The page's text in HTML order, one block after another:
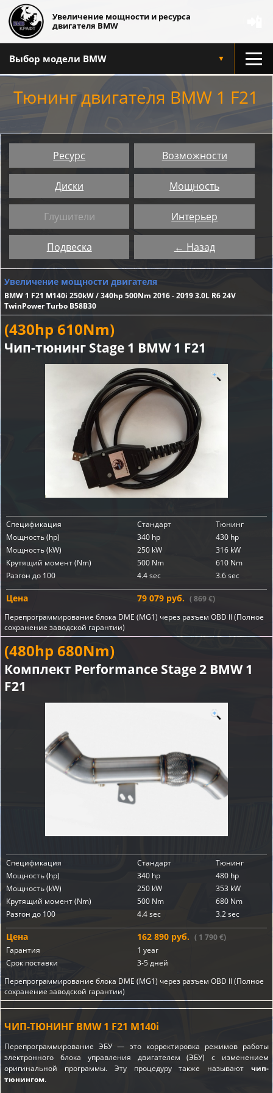
Увеличение мощности и ресурса
двигателя BMW
Выбор модели BMW ▼
Тюнинг двигателя BMW 1 F21
Ресурс Возможности
Диски Мощность
Глушители Интерьер
Подвеска ← Назад
Увеличение мощности двигателя
BMW 1 F21 M140i 250kW / 340hp 500Nm 2016 - 2019 3.0L R6 24V
TwinPower Turbo B58B30
(430hp 610Nm)
Чип-тюнинг Stage 1 BMW 1 F21
Спецификация Стандарт
Тюнинг
Мощность (hp)
340 hp
430 hp
Мощность (kW)
250 kW
316 kW
Крутящий момент (Nm)
500 Nm
610 Nm
Разгон до 100
4.4 sec 3.6 sec
Цена 79 079 руб. ( 869 €)
Перепрограммирование блока DME (MG1) через разъем OBD II (Полное
сохранение заводской гарантии)
(480hp 680Nm)
Комплект Performance Stage 2 BMW 1
F21
Спецификация Стандарт
Тюнинг
Мощность (hp)
340 hp
480 hp
Мощность (kW)
250 kW
353 kW
Крутящий момент (Nm)
500 Nm
680 Nm
Разгон до 100
4.4 sec 3.2 sec
Цена 162 890 руб. ( 1 790 €)
Гарантия
1 year
Срок поставки
3-5 дней
Перепрограммирование блока DME (MG1) через разъем OBD II (Полное
сохранение заводской гарантии)
ЧИП-ТЮНИНГ BMW 1 F21 M140i
Перепрограммирование ЭБУ — это корректировка режимов работы
электронного блока управления двигателем (ЭБУ) с изменением
оригинальной программы. Эту процедуру также называют чип-
тюнингом.